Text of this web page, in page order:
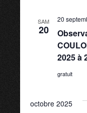
SAM
20
2025 à
20
gratuit
octobre 2025